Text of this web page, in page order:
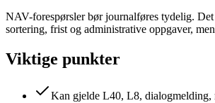
NAV-forespørsler bør journalføres tydelig.
sortering, frist og administrative oppgaver,
Viktige punkter
Kan gjelde L40, L8, dialogmelding,